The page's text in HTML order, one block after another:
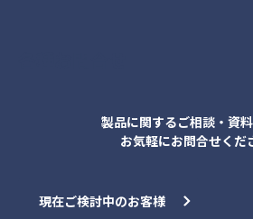
製品に関するご相談・資料
お気軽にお問合せくだ
現在ご検討中のお客様